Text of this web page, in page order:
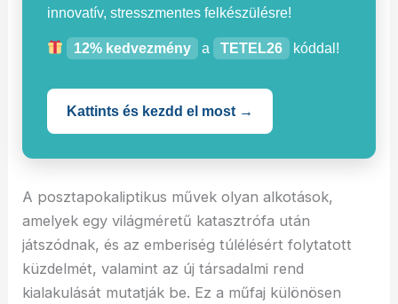
innovatív, stresszmentes felkészülésre!
12% kedvezmény a TETEL26 kóddal!
Kattints és kezdd el most →
A posztapokaliptikus művek olyan alkotások,
amelyek egy világméretű katasztrófa után
játszódnak, és az emberiség túlélésért folytatott
küzdelmét, valamint az új társadalmi rend
kialakulását mutatják be. Ez a műfaj különösen